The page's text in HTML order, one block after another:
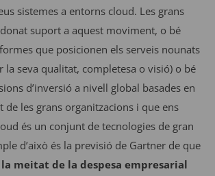
sistemes a entorns cloud. Les grans
suport a aquest moviment, o bé
que posicionen els serveis nounats
la seva qualitat, completesa o visió) o bé
d’inversió a nivell global basades en
de les grans organitzacions i que ens
és un conjunt de tecnologies de gran
d’això és la previsió de Gartner de que
la meitat de la despesa empresarial